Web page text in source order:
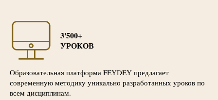
3'500+
УРОКОВ
Образовательная платформа FEYDEY предлагает
современную методику уникально разработанных уроков по
всем дисциплинам.